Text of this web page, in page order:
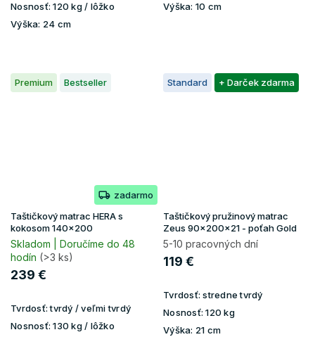
Nosnosť: 120 kg / lôžko
Výška: 24 cm
Výška: 10 cm
Premium Bestseller
zadarmo
Taštičkový matrac HERA s
kokosom 140x200
Skladom | Doručíme do 48
hodín (>3 ks)
239 €
Tvrdosť:tvrdý / veľmi tvrdý
Nosnosť: 130 kg / lôžko
Standard + Darček zdarma
Taštičkový pružinový matrac
Zeus 90x200x21 - poťah Gold
5-10 pracovných dní
119 €
Tvrdosť: stredne tvrdý
Nosnosť: 120 kg
Výška: 21 cm